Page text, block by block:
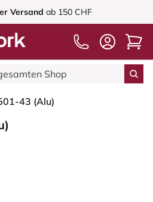
Versand ab 150 CHF
43 (Alu)